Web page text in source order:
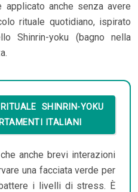
anche senza avere
rituale quotidiano, ispirato
Shinrin-yoku (bagno nella
SHINRIN-YOKU
ITALIANI
anche brevi interazioni
una facciata verde per
i livelli di stress. È